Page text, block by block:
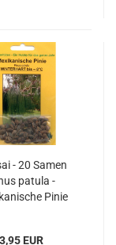
- 20 Samen
patula -
Pinie
3,95 EUR